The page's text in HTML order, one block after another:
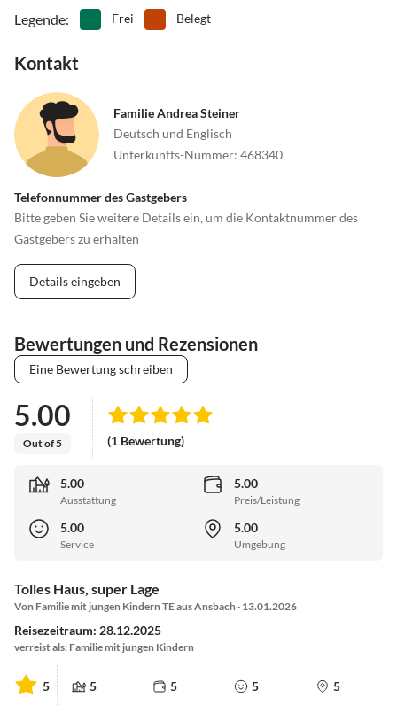
Legende: Frei Belegt
Kontakt
Familie Andrea Steiner
Deutsch und Englisch
Unterkunfts-Nummer: 468340
Telefonnummer des Gastgebers
Bitte geben Sie weitere Details ein, um die Kontaktnummer des
Gastgebers zu erhalten
Details eingeben
Bewertungen und Rezensionen
Eine Bewertung schreiben
5.00
Out of 5 (1 Bewertung)
5.00
Ausstattung
5.00
Preis/Leistung
5.00
Service
5.00
Umgebung
Tolles Haus, super Lage
Von Familie mit jungen Kindern TE aus Ansbach · 13.01.2026
Reisezeitraum: 28.12.2025
verreist als: Familie mit jungen Kindern
5 5 5 5 5